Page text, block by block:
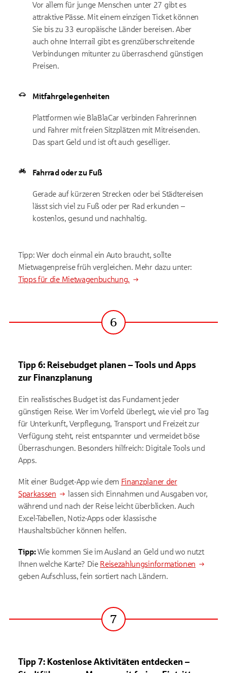
Vor allem für junge Menschen unter 27 gibt es
attraktive Pässe. Mit einem einzigen Ticket können
Sie bis zu 33 europäische Länder bereisen. Aber
auch ohne Interrail gibt es grenzüberschreitende
Verbindungen mitunter zu überraschend günstigen
Preisen.
Mitfahrgelegenheiten
Plattformen wie BlaBlaCar verbinden Fahrerinnen
und Fahrer mit freien Sitzplätzen mit Mitreisenden.
Das spart Geld und ist oft auch geselliger.
Fahrrad oder zu Fuß
Gerade auf kürzeren Strecken oder bei Städtereisen
lässt sich viel zu Fuß oder per Rad erkunden –
kostenlos, gesund und nachhaltig.
Tipp: Wer doch einmal ein Auto braucht, sollte
Mietwagenpreise früh vergleichen. Mehr dazu unter:
Tipps für die Mietwagenbuchung.
Schritt
6
Tipp 6: Reisebudget planen – Tools und Apps
zur Finanzplanung
Ein realistisches Budget ist das Fundament jeder
günstigen Reise. Wer im Vorfeld überlegt, wie viel pro Tag
für Unterkunft, Verpflegung, Transport und Freizeit zur
Verfügung steht, reist entspannter und vermeidet böse
Überraschungen. Besonders hilfreich: Digitale Tools und
Apps.
Mit einer Budget-App wie dem Finanzplaner der
Sparkassen
lassen sich Einnahmen und Ausgaben vor,
während und nach der Reise leicht überblicken. Auch
Excel-Tabellen, Notiz-Apps oder klassische
Haushaltsbücher können helfen.
Tipp:Wie kommen Sie im Ausland an Geld und wo nutzt
Ihnen welche Karte? Die Reisezahlungsinformationen
geben Aufschluss, fein sortiert nach Ländern.
Schritt
7
Tipp 7: Kostenlose Aktivitäten entdecken –